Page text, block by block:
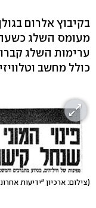
בקיבוץ אלרום
מעומס השלג
ערימות השלג
כולל מחשב
(צילום: ארכיון "ידיעות